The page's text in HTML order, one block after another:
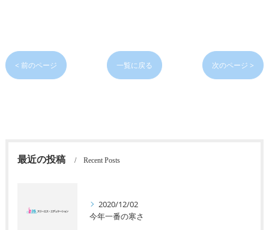
< 前のページ 一覧に戻る 次のページ >
最近の投稿 Recent Posts
2020/12/02
今年一番の寒さ